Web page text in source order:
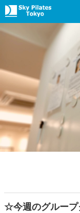
☆今週のグルー